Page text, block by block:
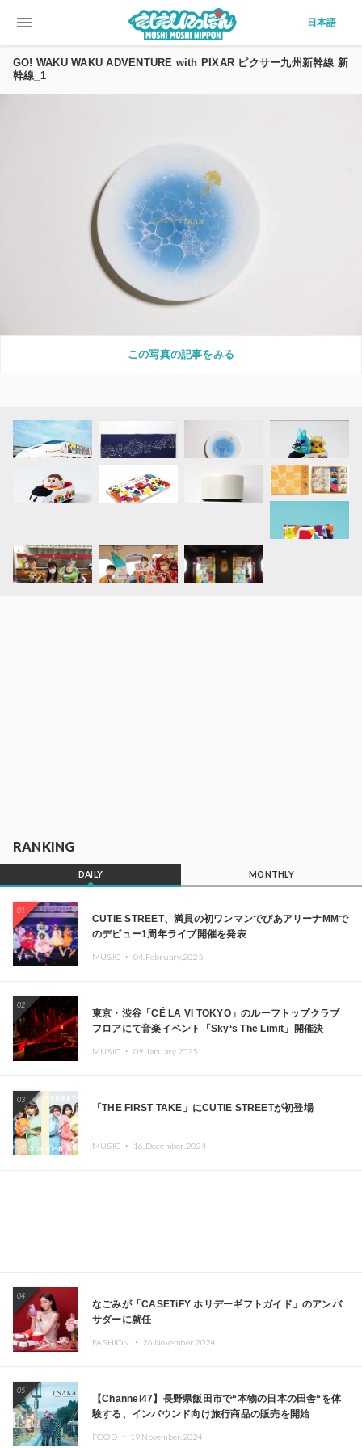
menu 日本語
GO! WAKU WAKU ADVENTURE with PIXAR ピクサー九州新幹線 新
幹線_1
この写真の記事をみる
RANKING
DAILY MONTHLY
01
CUTIE STREET、満員の初ワンマンでぴあアリーナMMで
のデビュー1周年ライブ開催を発表
MUSIC ・ 04.February.2025
02
東京・渋谷「CÉ LA VI TOKYO」のルーフトップクラブ
フロアにて音楽イベント「Sky‘s The Limit」開催決
Kza（FORCE OF NATURE）ら日本を代表するDJ・クリ
MUSIC ・ 09.January.2025
03
「THE FIRST TAKE」にCUTIE STREETが初登場
MUSIC ・ 16.December.2024
04
なごみが「CASETiFY ホリデーギフトガイド」のアンバ
サダーに就任
FASHION ・ 26.November.2024
05
【Channel47】長野県飯田市で“本物の日本の田舎“を体
験する、インバウンド向け旅行商品の販売を開始
FOOD ・ 19.November.2024